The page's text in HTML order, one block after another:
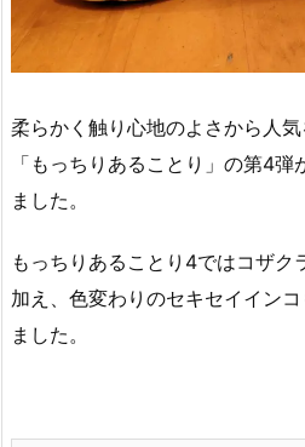
柔らかく触り心地のよさから人
「もっちりあることり」の第4
ました。
もっちりあることり4ではコザク
加え、色変わりのセキセイイン
ました。